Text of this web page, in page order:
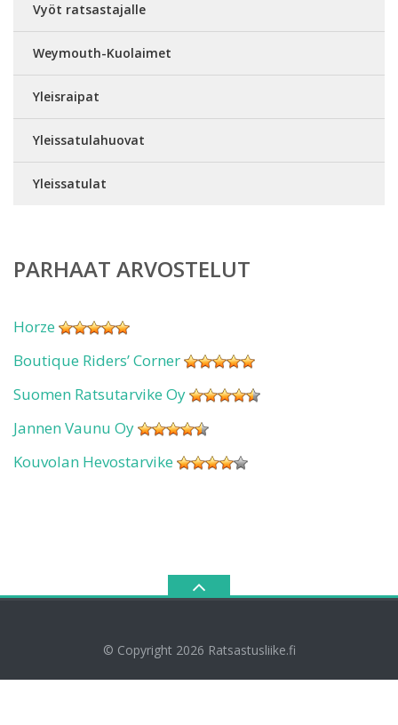
Vyöt ratsastajalle
Weymouth-Kuolaimet
Yleisraipat
Yleissatulahuovat
Yleissatulat
PARHAAT ARVOSTELUT
Horze
Boutique Riders’ Corner
Suomen Ratsutarvike Oy
Jannen Vaunu Oy
Kouvolan Hevostarvike
© Copyright 2026 Ratsastusliike.fi